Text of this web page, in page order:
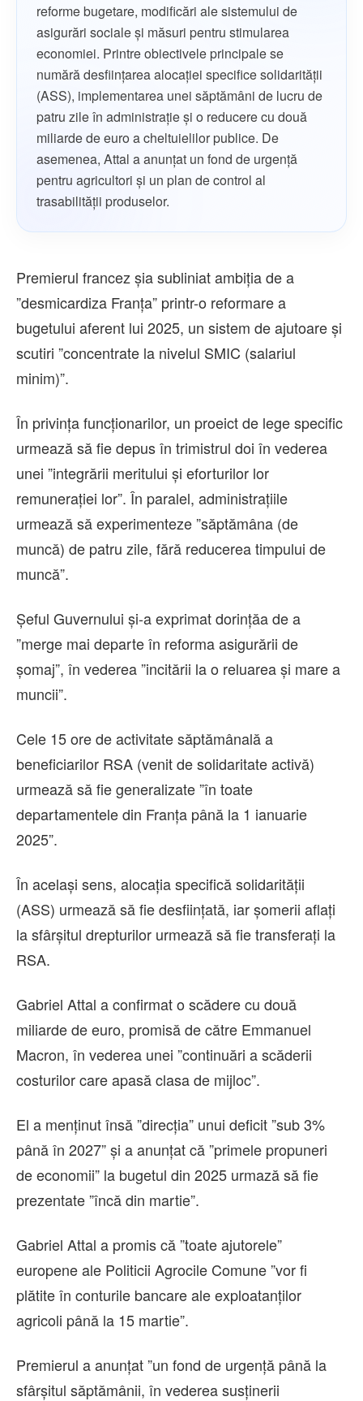
reforme bugetare, modificări ale sistemului de
asigurări sociale și măsuri pentru stimularea
economiei. Printre obiectivele principale se
numără desființarea alocației specifice solidarității
(ASS), implementarea unei săptămâni de lucru de
patru zile în administrație și o reducere cu două
miliarde de euro a cheltuielilor publice. De
asemenea, Attal a anunțat un fond de urgență
pentru agricultori și un plan de control al
trasabilității produselor.
Premierul francez şia subliniat ambiţia de a
”desmicardiza Franţa” printr-o reformare a
bugetului aferent lui 2025, un sistem de ajutoare şi
scutiri ”concentrate la nivelul SMIC (salariul
minim)”.
În privinţa funcţionarilor, un proeict de lege specific
urmează să fie depus în trimistrul doi în vederea
unei ”integrării meritului şi eforturilor lor
remuneraţiei lor”. În paralel, administraţiile
urmează să experimenteze ”săptămâna (de
muncă) de patru zile, fără reducerea timpului de
muncă”.
Şeful Guvernului şi-a exprimat dorinţăa de a
”merge mai departe în reforma asigurării de
şomaj”, în vederea ”incitării la o reluarea şi mare a
muncii”.
Cele 15 ore de activitate săptămânală a
beneficiarilor RSA (venit de solidaritate activă)
urmează să fie generalizate ”în toate
departamentele din Franţa până la 1 ianuarie
2025”.
În acelaşi sens, alocaţia specifică solidarităţii
(ASS) urmează să fie desfiinţată, iar şomerii aflaţi
la sfârşitul drepturilor urmează să fie transferaţi la
RSA.
Gabriel Attal a confirmat o scădere cu două
miliarde de euro, promisă de către Emmanuel
Macron, în vederea unei ”continuări a scăderii
costurilor care apasă clasa de mijloc”.
El a menţinut însă ”direcţia” unui deficit ”sub 3%
până în 2027” şi a anunţat că ”primele propuneri
de economii” la bugetul din 2025 urmază să fie
prezentate ”încă din martie”.
Gabriel Attal a promis că ”toate ajutorele”
europene ale Politicii Agrocile Comune ”vor fi
plătite în conturile bancare ale exploatanţilor
agricoli până la 15 martie”.
Premierul a anunţat ”un fond de urgenţă până la
sfârşitul săptămânii, în vederea susţinerii